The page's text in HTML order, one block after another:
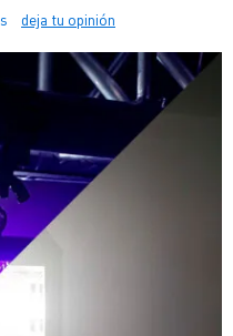
deja tu opinión